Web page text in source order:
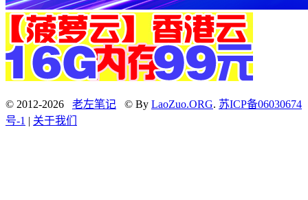
© 2012-2026 老左笔记 © By LaoZuo.ORG. 苏ICP备06030674
号-1 | 关于我们